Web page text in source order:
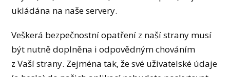
ukládána na naše servery.
Veškerá bezpečnostní opatření z naší strany musí
být nutně doplněna i odpovědným chováním
z Vaší strany. Zejména tak, že své uživatelské údaje